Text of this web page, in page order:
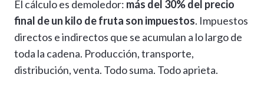
El cálculo es demoledor: más del 30% del precio
final de un kilo de fruta son impuestos. Impuestos
directos e indirectos que se acumulan a lo largo de
toda la cadena. Producción, transporte,
distribución, venta. Todo suma. Todo aprieta.